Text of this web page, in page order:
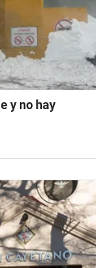
y no hay